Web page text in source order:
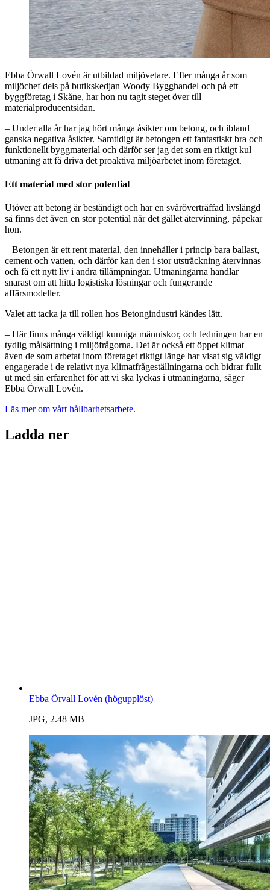
Ebba Örwall Lovén är utbildad miljövetare. Efter många år som
miljöchef dels på butikskedjan Woody Bygghandel och på ett
byggföretag i Skåne, har hon nu tagit steget över till
materialproducentsidan.
– Under alla år har jag hört många åsikter om betong, och ibland
ganska negativa åsikter. Samtidigt är betongen ett fantastiskt bra och
funktionellt byggmaterial och därför ser jag det som en riktigt kul
utmaning att få driva det proaktiva miljöarbetet inom företaget.
Ett material med stor potential
Utöver att betong är beständigt och har en svåröverträffad livslängd
så finns det även en stor potential när det gället återvinning, påpekar
hon.
– Betongen är ett rent material, den innehåller i princip bara ballast,
cement och vatten, och därför kan den i stor utsträckning återvinnas
och få ett nytt liv i andra tillämpningar. Utmaningarna handlar
snarast om att hitta logistiska lösningar och fungerande
affärsmodeller.
Valet att tacka ja till rollen hos Betongindustri kändes lätt.
– Här finns många väldigt kunniga människor, och ledningen har en
tydlig målsättning i miljöfrågorna. Det är också ett öppet klimat –
även de som arbetat inom företaget riktigt länge har visat sig väldigt
engagerade i de relativt nya klimatfrågeställningarna och bidrar fullt
ut med sin erfarenhet för att vi ska lyckas i utmaningarna, säger
Ebba Örwall Lovén.
Läs mer om vårt hållbarhetsarbete.
Ladda ner
Ebba Örvall Lovén (högupplöst)
JPG, 2.48 MB